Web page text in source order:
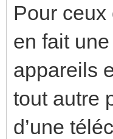
Pour ceux
en fait
appareils
tout autre
d’une